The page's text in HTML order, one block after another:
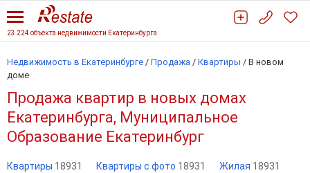
23 224 объекта недвижимости Екатеринбурга
Недвижимость в Екатеринбурге / Продажа / Квартиры / В новом
доме
Продажа квартир в новых домах
Екатеринбурга, Муниципальное
Образование Екатеринбург
Квартиры 18931 Квартиры с фото 18931 Жилая 18931